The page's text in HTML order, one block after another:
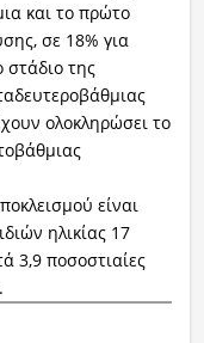
και το πρώτο
σε 18% για
στάδιο της
ολοκληρώσει το
είναι
ηλικίας 17
3,9 ποσοστιαίες